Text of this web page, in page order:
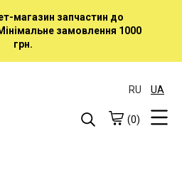
магазин запчастин до
замовлення 1000
грн.
RU UA
(0)